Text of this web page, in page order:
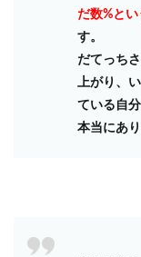
だ数%と
す。
だてっち
上がり、
ている自分
本当にあ